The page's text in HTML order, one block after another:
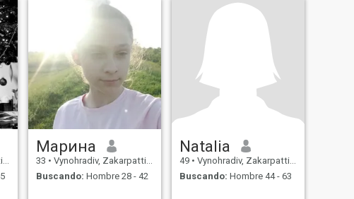
Марина
33 • Vynohradiv, Zakarpattia, Ukrania
Buscando: Hombre 28 - 42
Natalia
49 • Vynohradiv, Zakarpattia, Ukrania
Buscando: Hombre 44 - 63